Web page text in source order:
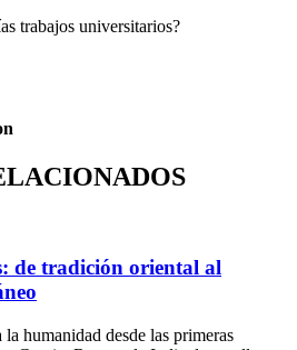
trabajos universitarios?
de tradición oriental al
humanidad desde las primeras